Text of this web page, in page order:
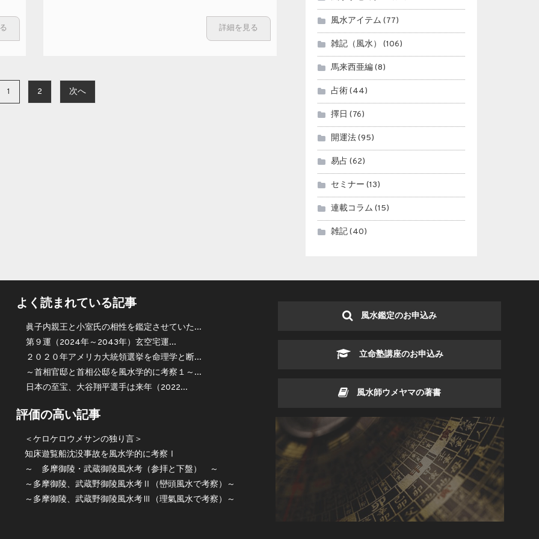
詳細を見る
1 2 次へ
風水アイテム (77)
雑記（風水） (106)
馬来西亜編(8)
占術(44)
擇日 (76)
開運法(95)
易占 (62)
セミナー (13)
連載コラム (15)
雑記(40)
よく読まれている記事
眞子内親王と小室氏の相性を鑑定させていた...
第９運（2024年～2043年）玄空宅運...
２０２０年アメリカ大統領選挙を命理学と断...
～首相官邸と首相公邸を風水学的に考察１～...
日本の至宝、大谷翔平選手は来年（2022...
評価の高い記事
＜ケロケロウメサンの独り言＞
知床遊覧船沈没事故を風水学的に考察Ⅰ
～ 多摩御陵・武蔵御陵風水考（参拝と下盤） ～
～多摩御陵、武蔵野御陵風水考Ⅱ（巒頭風水で考察）～
～多摩御陵、武蔵野御陵風水考Ⅲ（理氣風水で考察）～
風水鑑定のお申込み
立命塾講座のお申込み
風水師ウメヤマの著書